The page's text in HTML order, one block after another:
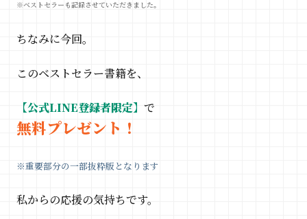
※ベストセラーも記録させていただきました。
ちなみに今回。
このベストセラー書籍を、
【公式LINE登録者限定】 で
無料プレゼント！
※重要部分の一部抜粋版となります
私からの応援の気持ちです。